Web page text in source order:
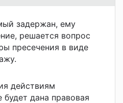
задержан, ему
решается вопрос
пресечения в виде
действиям
дана правовая